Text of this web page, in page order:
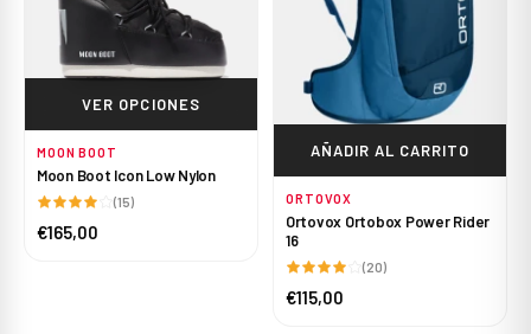
VER OPCIONES
MOON BOOT
Moon Boot Icon Low Nylon
(15)
€165,00
AÑADIR AL CARRITO
ORTOVOX
Ortovox Ortobox Power Rider
16
(20)
€115,00